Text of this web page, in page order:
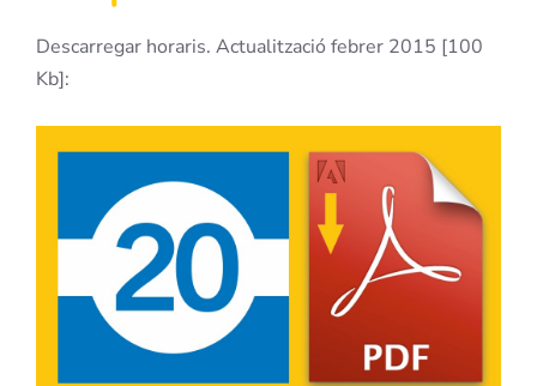
Descarregar horaris. Actualització febrer 2015 [100
Kb]: